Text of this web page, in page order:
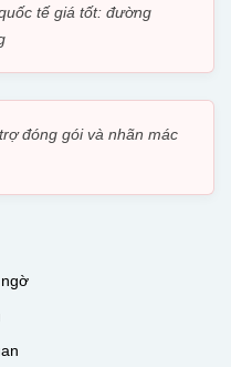
tế giá tốt: đường
đóng gói và nhãn mác